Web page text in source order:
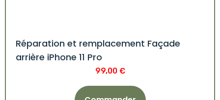
Réparation et remplacement Façade
arrière iPhone 11 Pro
99,00 €